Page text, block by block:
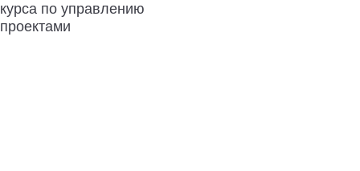
курса по управлению
проектами